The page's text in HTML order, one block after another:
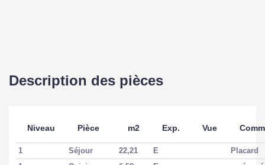
Description des pièces
Niveau Pièce m2 Exp. Vue
1 Séjour 22,21 E
Placard